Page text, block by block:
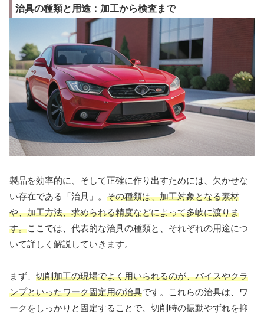
治具の種類と用途：加工から検査まで
製品を効率的に、そして正確に作り出すためには、欠かせな
い存在である「治具」。 その種類は、加工対象となる素材
や、加工方法、求められる精度などによって多岐に渡りま
す。ここでは、代表的な治具の種類と、それぞれの用途につ
いて詳しく解説していきます。
まず、 切削加工の現場でよく用いられるのが、バイスやクラ
ンプといったワーク固定用の治具です。これらの治具は、ワ
ークをしっかりと固定することで、切削時の振動やずれを抑